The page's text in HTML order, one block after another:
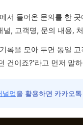
서 들어온 문의를 한
널, 고객명, 문의 내용,
록을 모아 두면 동일
건이죠?'라고 먼저 말
널업을 활용하면 카카오